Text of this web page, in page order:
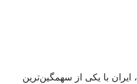
بامداد جمعه، ۱۳ ژوئن ۲۰۲۵، ایران با یکی از سهمگین‌ترین